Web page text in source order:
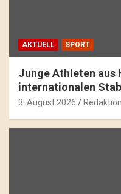
AKTUELL SPORT
Junge Athleten aus
internationalen
3. August 2026 Redaktion